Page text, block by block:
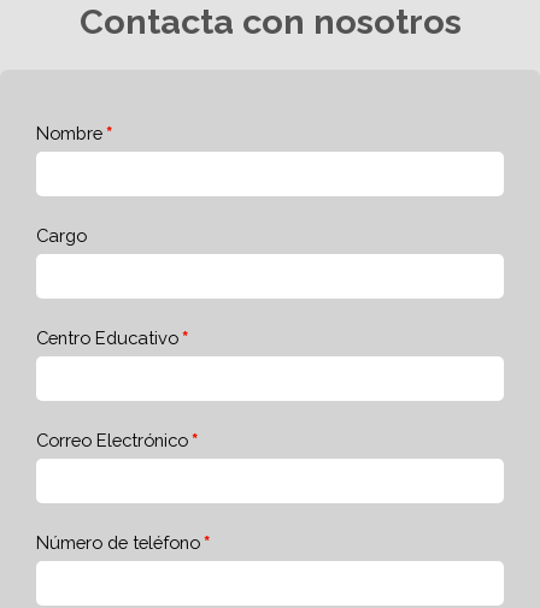
Contacta con nosotros
Nombre
Cargo
Centro Educativo
Correo Electrónico
Número de teléfono